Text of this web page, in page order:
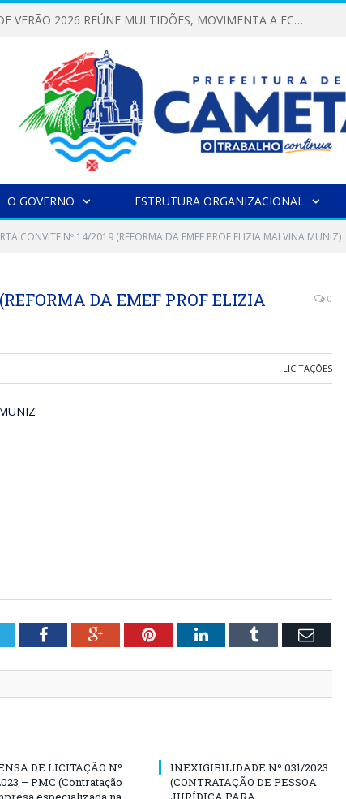
FESTIVAL DE VERÃO 2026 REÚNE MULTIDÕES, MOVIMENTA A ECONOMIA E FORTALECE A CULTURA LOCAL
O GOVERNO ESTRUTURA ORGANIZACIONAL
CONVITE Nº 14/2019 (REFORMA DA EMEF PROF ELIZIA MALVINA MUNIZ)
DA EMEF PROF ELIZIA
0
LICITAÇÕES
FacebookGoogle+PinterestLinkedInTumblr Email
DE LICITAÇÃO Nº
– PMC (Contratação
INEXIGIBILIDADE Nº 031/2023
(CONTRATAÇÃO DE PESSOA